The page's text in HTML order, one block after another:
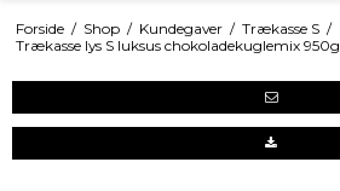
Forside / Shop / Kundegaver / Trækasse S /
Trækasse lys S luksus chokoladekuglemix 950g